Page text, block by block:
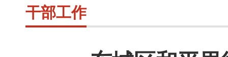
干部工作